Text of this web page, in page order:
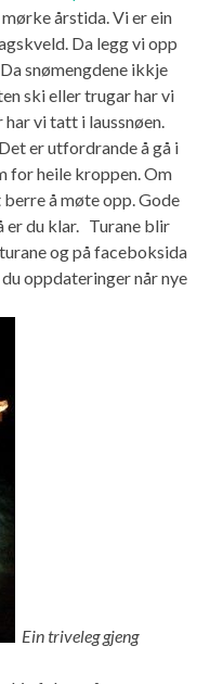
årstida. Vi er ein
Da legg vi opp
snømengdene ikkje
ski eller trugar har vi
vi tatt i laussnøen.
er utfordrande å gå i
for heile kroppen. Om
å møte opp. Gode
er du klar. Turane blir
og på faceboksida
oppdateringer når nye
Ein triveleg gjeng